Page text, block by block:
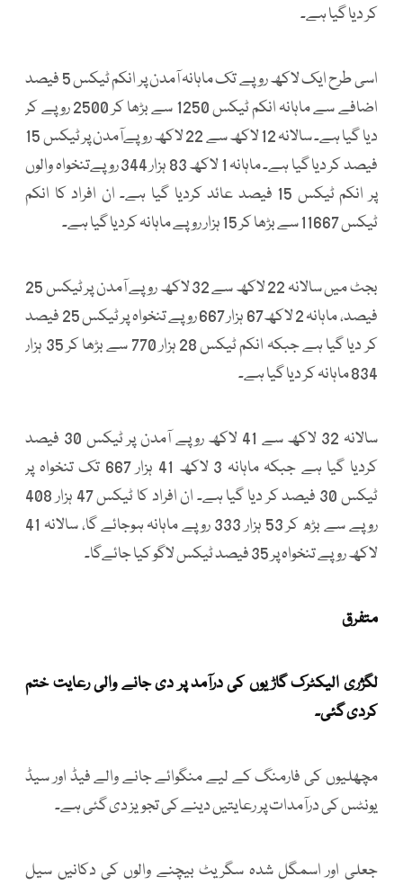
کر دیا گیا ہے۔
اسی طرح ایک لاکھ روپے تک ماہانہ آمدن پر انکم ٹیکس 5 فیصد
اضافے سے ماہانہ انکم ٹیکس 1250 سے بڑھا کر 2500 روپے کر
دیا گیا ہے۔ سالانہ 12 لاکھ سے 22 لاکھ روپےآمدن پر ٹیکس 15
فیصد کر دیا گیا ہے۔ ماہانہ 1 لاکھ 83 ہزار 344 روپےتنخواہ والوں
پر انکم ٹیکس 15 فیصد عائد کردیا گیا ہے۔ ان افراد کا انکم
ٹیکس 11667 سے بڑھا کر 15 ہزار روپے ماہانہ کردیا گیا ہے۔
بجٹ میں سالانہ 22 لاکھ سے 32 لاکھ روپے آمدن پر ٹیکس 25
فیصد، ماہانہ 2 لاکھ67 ہزار 667 روپے تنخواہ پر ٹیکس 25 فیصد
کر دیا گیا ہے جبکہ انکم ٹیکس 28 ہزار 770 سے بڑھا کر 35 ہزار
834 ماہانہ کر دیا گیا ہے۔
سالانہ 32 لاکھ سے 41 لاکھ روپے آمدن پر ٹیکس 30 فیصد
کردیا گیا ہے جبکہ ماہانہ 3 لاکھ 41 ہزار 667 تک تنخواہ پر
ٹیکس 30 فیصد کر دیا گیا ہے۔ ان افراد کا ٹیکس 47 ہزار 408
روپے سے بڑھ کر 53 ہزار 333 روپے ماہانہ ہوجائے گا، سالانہ 41
لاکھ روپے تنخواہ پر 35 فیصد ٹیکس لاگو کیا جائےگا۔
متفرق
لگژری الیکٹرک گاڑیوں کی درآمد پر دی جانے والی رعایت ختم
کردی گئی۔
مچھلیوں کی فارمنگ کے لیے منگوائے جانے والے فیڈ اور سیڈ
یونٹس کی درآمدات پر رعایتیں دینے کی تجویز دی گئی ہے۔
جعلی اور اسمگل شدہ سگریٹ بیچنے والوں کی دکانیں سیل